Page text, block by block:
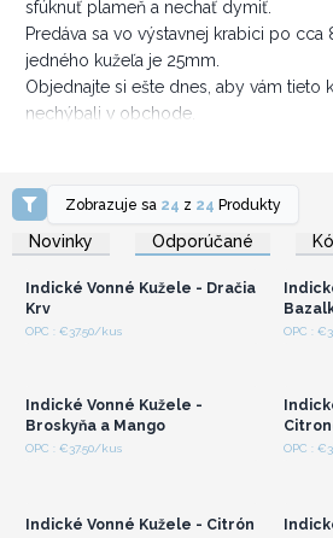
sfúknuť plameň a nechať dymiť.
Predáva sa vo výstavnej krabici po cca
jedného kužeľa je 25mm.
Objednajte si ešte dnes, aby vám tieto
nechýbali v obchode.
Zobrazuje sa 24 z 24 Produkty
Novinky Odporúčané
Prihláste sa alebo
zaregistrujte sa pre
veľkoobchodné ceny
Indické Vonné Kužele - Dračia
Krv
OPC : €37.50/kus OPC :
Prihláste sa alebo
Indické Vonné Kužele -
Broskyňa a Mango
OPC : €37.50/kus OPC :
Prihláste sa alebo
Indické Vonné Kužele - Citrón